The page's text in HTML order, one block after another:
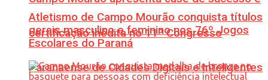
certificação inédita no 11º Congresso
Paranaense de Cidades Digitais e Inteligentes
Atletismo de Campo Mourão conquista títulos
gerais masculino e feminino nos 76º Jogos
Escolares do Paraná